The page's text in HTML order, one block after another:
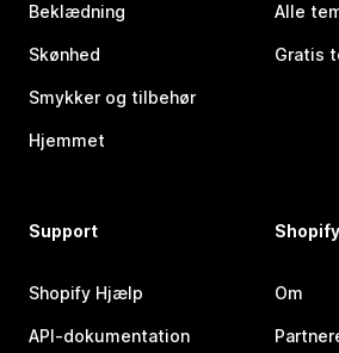
Beklædning
Skønhed
Smykker og tilbehør
Hjemmet
Alle
Gratis
Support
Shopify Hjælp
API-dokumentation
Shopify
Om